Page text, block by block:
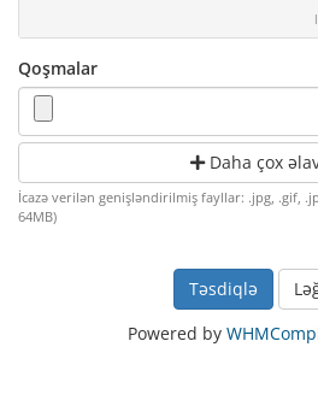
Qoşmalar
Daha çox
İcazə verilən genişləndirilmiş fayllar: .jpg, .gif,
64MB)
Powered by